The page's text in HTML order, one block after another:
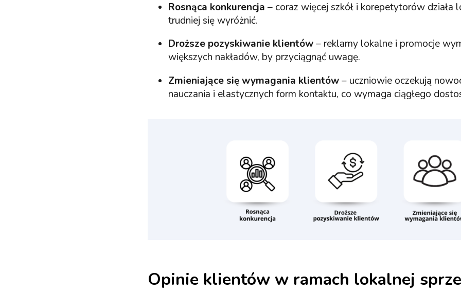
Rosnąca konkurencja – coraz więcej szkół i korepetytorów działa
trudniej się wyróżnić.
Droższe pozyskiwanie klientów– reklamy lokalne i promocje
większych nakładów, by przyciągnąć uwagę.
Zmieniające się wymagania klientów– uczniowie oczekują
nauczania i elastycznych form kontaktu, co wymaga ciągłego
Opinie klientów w ramach lokalnej